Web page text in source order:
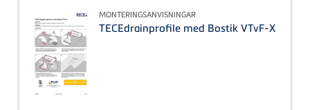
MONTERINGSANVISNINGAR
TECEdrainprofile med Bostik VTvF-X